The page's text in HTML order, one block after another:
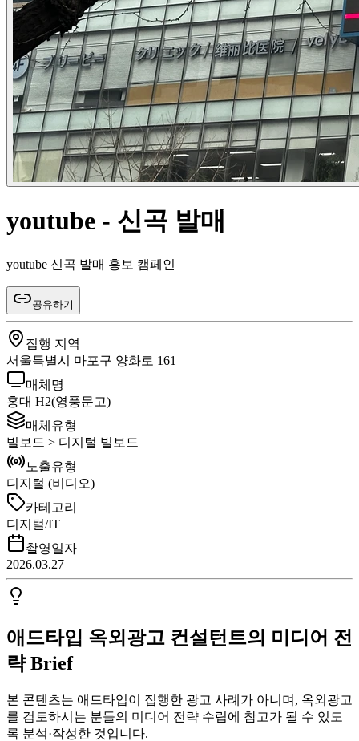
youtube - 신곡 발매
youtube 신곡 발매 홍보 캠페인
공유하기
집행 지역
서울특별시 마포구 양화로 161
매체명
홍대 H2(영풍문고)
매체유형
빌보드 > 디지털 빌보드
노출유형
디지털 (비디오)
카테고리
디지털/IT
촬영일자
2026.03.27
애드타입 옥외광고 컨설턴트의 미디어 전
략 Brief
본 콘텐츠는 애드타입이 집행한 광고 사례가 아니며, 옥외광고
를 검토하시는 분들의 미디어 전략 수립에 참고가 될 수 있도
록 분석·작성한 것입니다.